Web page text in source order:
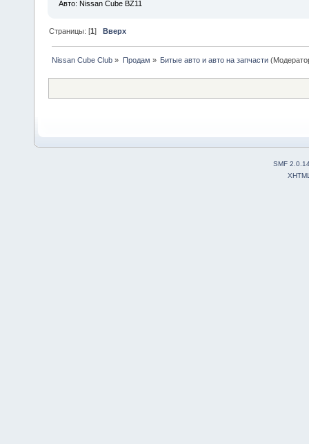
Авто: Nissan Cube BZ11
Страницы: [1]Вверх
Nissan Cube Club » Продам » Битые авто и авто на запчасти
SMF